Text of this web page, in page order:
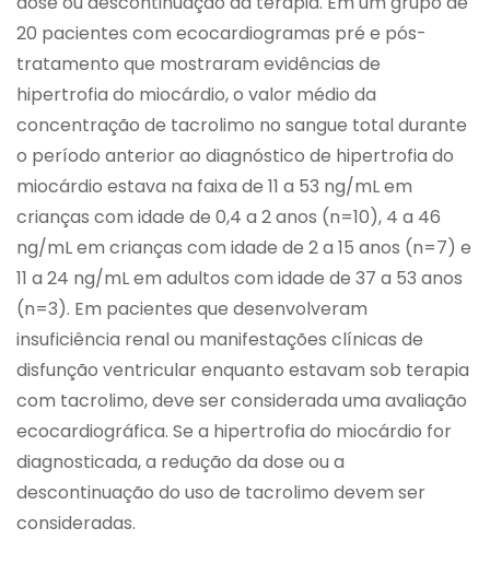
20 pacientes com ecocardiogramas pré e pós-
tratamento que mostraram evidências de
hipertrofia do miocárdio, o valor médio da
concentração de tacrolimo no sangue total durante
o período anterior ao diagnóstico de hipertrofia do
miocárdio estava na faixa de 11 a 53 ng/mL em
crianças com idade de 0,4 a 2 anos (n=10), 4 a 46
ng/mL em crianças com idade de 2 a 15 anos (n=7) e
11 a 24 ng/mL em adultos com idade de 37 a 53 anos
(n=3). Em pacientes que desenvolveram
insuficiência renal ou manifestações clínicas de
disfunção ventricular enquanto estavam sob terapia
com tacrolimo, deve ser considerada uma avaliação
ecocardiográfica. Se a hipertrofia do miocárdio for
diagnosticada, a redução da dose ou a
descontinuação do uso de tacrolimo devem ser
consideradas.